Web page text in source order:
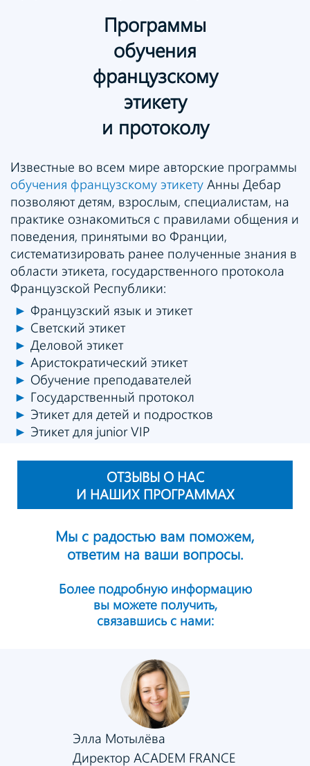
Программы
обучения
французскому
этикету
и протоколу
Известные во всем мире авторские программы
обучения французскому этикету Анны Дебар
позволяют детям, взрослым, специалистам, на
практике ознакомиться с правилами общения и
поведения, принятыми во Франции,
систематизировать ранее полученные знания в
области этикета, государственного протокола
Французской Республики:
► Французский язык и этикет
► Светский этикет
► Деловой этикет
► Аристократический этикет
► Обучение преподавателей
► Государственный протокол
► Этикет для детей и подростков
► Этикет для junior VIP
ОТЗЫВЫ О НАС
И НАШИХ ПРОГРАММАХ
Мы с радостью вам поможем,
ответим на ваши вопросы.
Более подробную информацию
вы можете получить,
связавшись с нами:
Элла Мотылёва
Директор ACADEM FRANCE